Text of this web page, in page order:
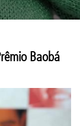
Baobá